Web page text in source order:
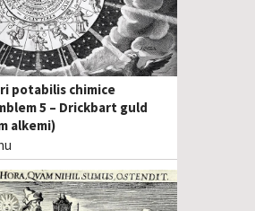
potabilis chimice
5 – Drickbart guld
alkemi)